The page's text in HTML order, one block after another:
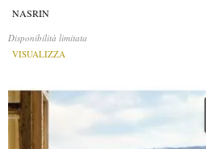
NASRIN
Disponibilità limitata
VISUALIZZA